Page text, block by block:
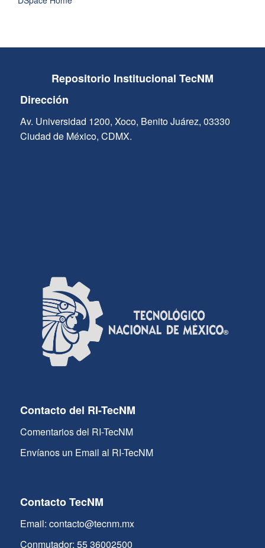
Repositorio Institucional TecNM
Dirección
Av. Universidad 1200, Xoco, Benito Juárez, 03330
Ciudad de México, CDMX.
Contacto del RI-TecNM
Comentarios del RI-TecNM
Envíanos un Email al RI-TecNM
Contacto TecNM
Email: contacto@tecnm.mx
Conmutador: 55 36002500